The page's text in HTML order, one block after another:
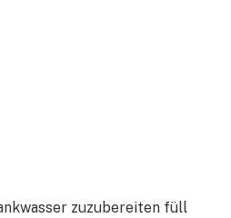
zuzubereiten füll